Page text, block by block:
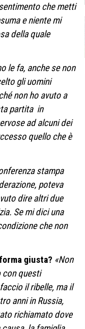
che metti
e niente mi
della quale
le fa, anche se non
gli uomini
non ho avuto a
partita in
ad alcuni dei
quello che è
stampa
poteva
dire altri due
Se mi dici una
che non
giusta? «Non
con questi
il ribelle, ma il
anni in Russia,
richiamato dove